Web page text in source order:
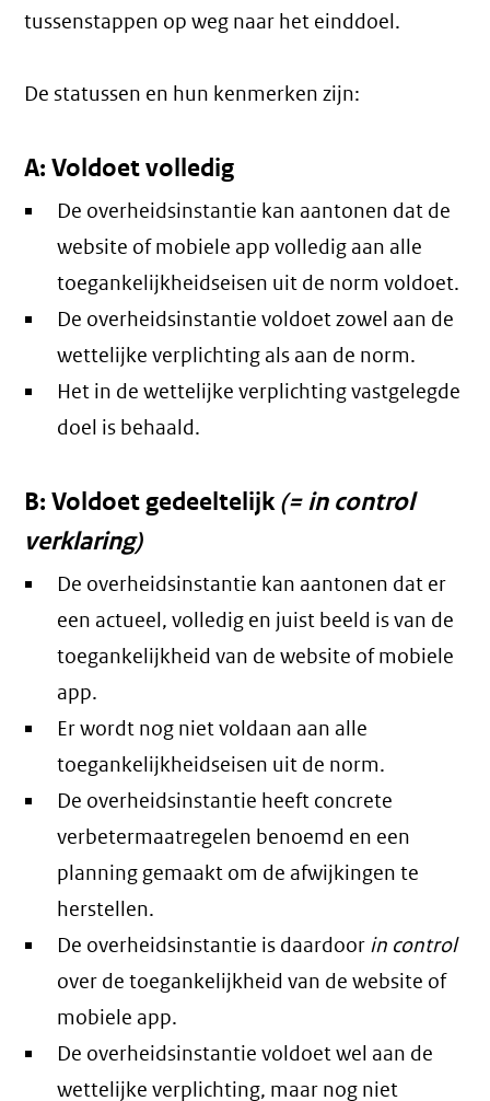
tussenstappen op weg naar het einddoel.
De statussen en hun kenmerken zijn:
A: Voldoet volledig
De overheidsinstantie kan aantonen dat de
website of mobiele app volledig aan alle
toegankelijkheidseisen uit de norm voldoet.
De overheidsinstantie voldoet zowel aan de
wettelijke verplichting als aan de norm.
Het in de wettelijke verplichting vastgelegde
doel is behaald.
B: Voldoet gedeeltelijk(= in control
verklaring)
De overheidsinstantie kan aantonen dat er
een actueel, volledig en juist beeld is van de
toegankelijkheid van de website of mobiele
app.
Er wordt nog niet voldaan aan alle
toegankelijkheidseisen uit de norm.
De overheidsinstantie heeft concrete
verbetermaatregelen benoemd en een
planning gemaakt om de afwijkingen te
herstellen.
De overheidsinstantie is daardoor in control
over de toegankelijkheid van de website of
mobiele app.
De overheidsinstantie voldoet wel aan de
wettelijke verplichting, maar nog niet